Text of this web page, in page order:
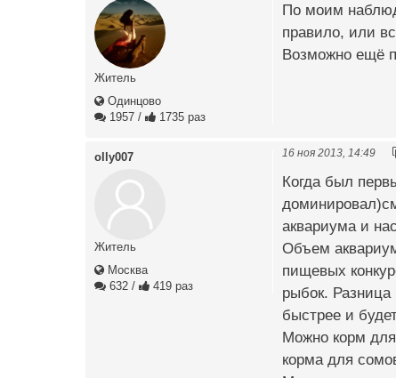
Житель
Одинцово
1957 / 1735 раз
По моим
правило, или
Возможно ещё
olly007
Житель
Москва
632 / 419 раз
16 ноя 2013, 14:49
Когда был
аквариума и
Объем
пищевых
рыбок. Разница
быстрее и
Можно корм
корма для